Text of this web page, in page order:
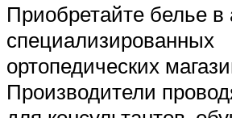
Приобретайте белье в
специализированных
ортопедических
Производители